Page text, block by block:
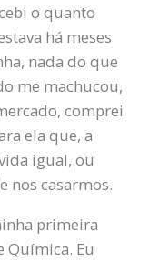
o quanto
há meses
nada do que
me machucou,
comprei
ela que, a
igual, ou
nos casarmos.
primeira
Química. Eu